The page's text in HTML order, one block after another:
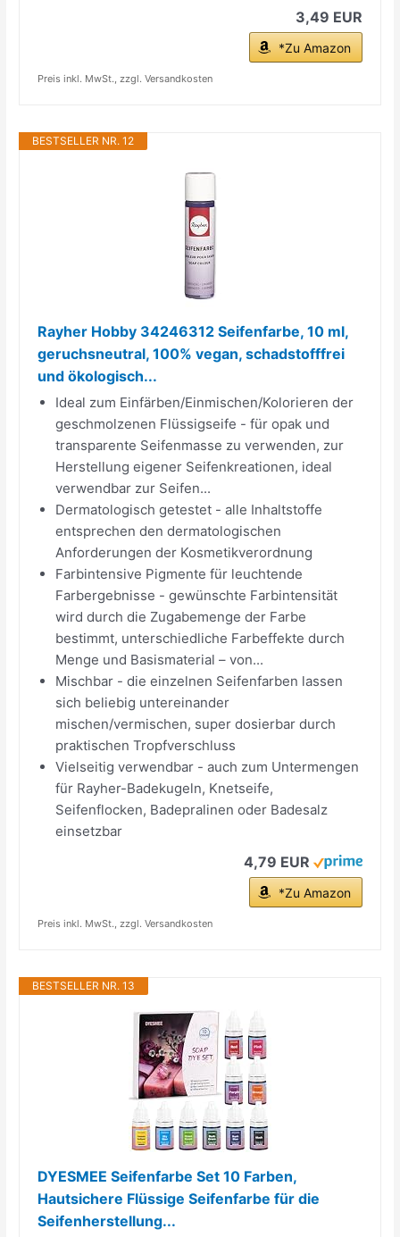
3,49 EUR
*Zu Amazon
Preis inkl. MwSt., zzgl. Versandkosten
BESTSELLER NR. 12
Rayher Hobby 34246312 Seifenfarbe, 10 ml,
geruchsneutral, 100% vegan, schadstofffrei
und ökologisch...
Ideal zum Einfärben/Einmischen/Kolorieren der
geschmolzenen Flüssigseife - für opak und
transparente Seifenmasse zu verwenden, zur
Herstellung eigener Seifenkreationen, ideal
verwendbar zur Seifen...
Dermatologisch getestet - alle Inhaltstoffe
entsprechen den dermatologischen
Anforderungen der Kosmetikverordnung
Farbintensive Pigmente für leuchtende
Farbergebnisse - gewünschte Farbintensität
wird durch die Zugabemenge der Farbe
bestimmt, unterschiedliche Farbeffekte durch
Menge und Basismaterial – von...
Mischbar - die einzelnen Seifenfarben lassen
sich beliebig untereinander
mischen/vermischen, super dosierbar durch
praktischen Tropfverschluss
Vielseitig verwendbar - auch zum Untermengen
für Rayher-Badekugeln, Knetseife,
Seifenflocken, Badepralinen oder Badesalz
einsetzbar
4,79 EUR
*Zu Amazon
Preis inkl. MwSt., zzgl. Versandkosten
BESTSELLER NR. 13
DYESMEE Seifenfarbe Set 10 Farben,
Hautsichere Flüssige Seifenfarbe für die
Seifenherstellung...